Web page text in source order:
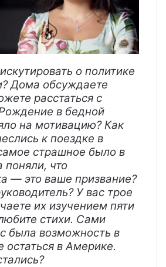
о политике
Дома обсуждаете
расстаться с
в бедной
на мотивацию? Как
к поездке в
страшное было в
поняли, что
— это ваше призвание?
У вас трое
их изучением пяти
стихи. Сами
была возможность в
остаться в Америке.